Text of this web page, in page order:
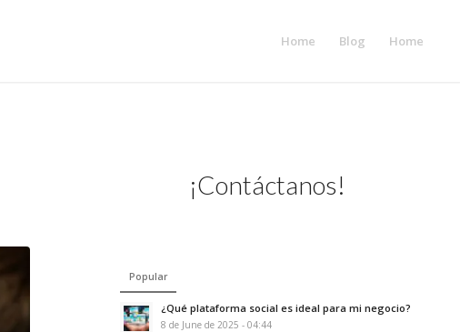
Home Blog Home
¡Contáctanos!
Popular
¿Qué plataforma social es ideal para mi negocio?
8 de June de 2025 - 04:44